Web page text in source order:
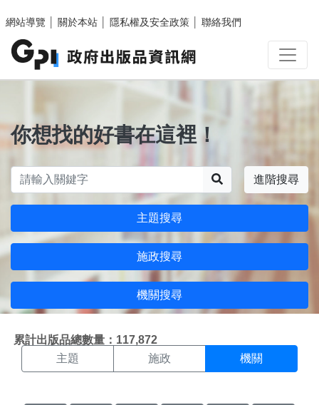
網站導覽
關於本站 隱私權及安全政策 聯絡我們
你想找的好書在這裡！
進階搜尋
主題搜尋
施政搜尋
機關搜尋
累計出版品總數量：117,872
機關搜尋結果頁面
主題 施政 機關